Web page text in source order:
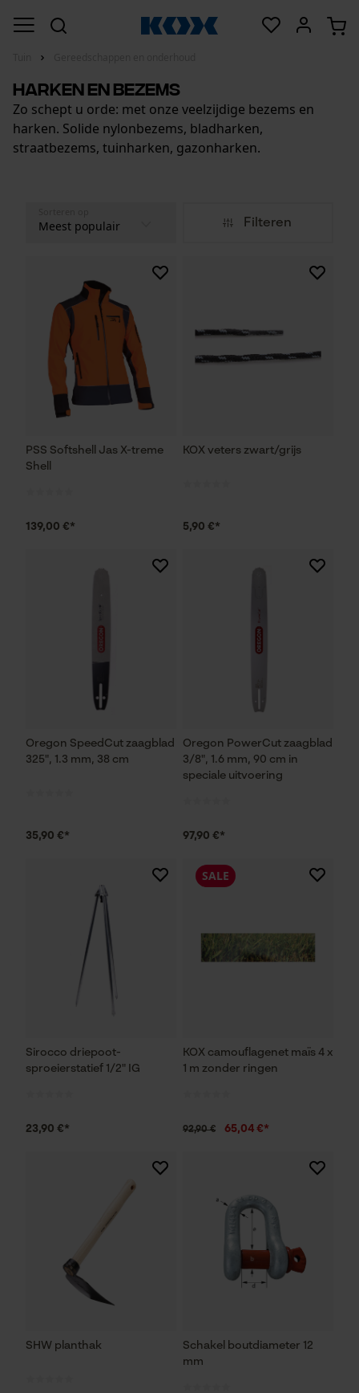
Harken en bezems
Zo schept u orde: met onze veelzijdige bezems en
harken. Solide nylonbezems, bladharken,
straatbezems, tuinharken, gazonharken.
Filteren
PSS Softshell Jas X-treme
Shell
139,00 €*
KOX veters zwart/grijs
5,90 €*
Oregon SpeedCut zaagblad
325", 1.3 mm, 38 cm
35,90 €*
Oregon PowerCut zaagblad
3/8", 1.6 mm, 90 cm in
speciale uitvoering
97,90 €*
Sirocco driepoot-
sproeierstatief 1/2" IG
23,90 €*
KOX camouflagenet maïs 4 x
1 m zonder ringen
SALE
92,90 € 65,04 €*
SHW planthak
Schakel boutdiameter 12
mm